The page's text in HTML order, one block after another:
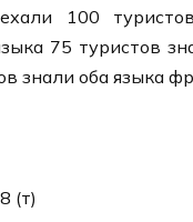
100
75 туристов
знали оба языка
(т)